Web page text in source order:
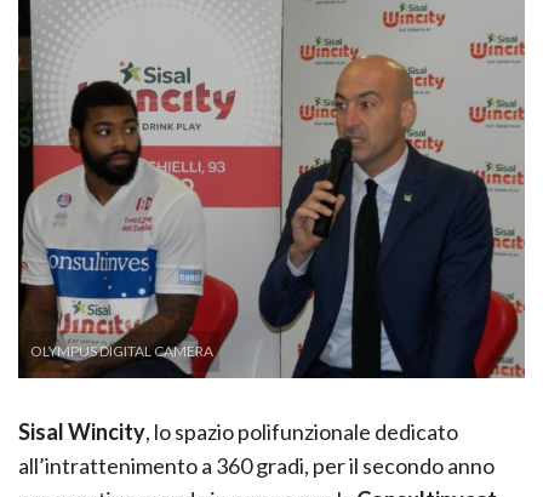
OLYMPUS DIGITAL CAMERA
Sisal Wincity, lo spazio polifunzionale dedicato
all’intrattenimento a 360 gradi, per il secondo anno